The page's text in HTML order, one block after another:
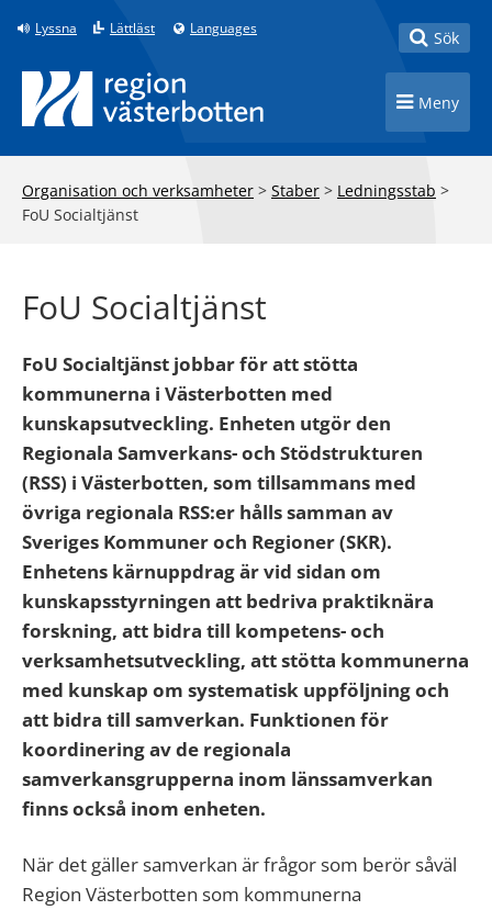
Till innehåll på sidan
Lyssna Lättläst Languages Toggle
Sök
Toggle
Meny
Organisation och verksamheter > Staber > Ledningsstab >
FoU Socialtjänst
FoU Socialtjänst
FoU Socialtjänst jobbar för att stötta
kommunerna i Västerbotten med
kunskapsutveckling. Enheten utgör den
Regionala Samverkans- och Stödstrukturen
(RSS) i Västerbotten, som tillsammans med
övriga regionala RSS:er hålls samman av
Sveriges Kommuner och Regioner (SKR).
Enhetens kärnuppdrag är vid sidan om
kunskapsstyrningen att bedriva praktiknära
forskning, att bidra till kompetens- och
verksamhetsutveckling, att stötta kommunerna
med kunskap om systematisk uppföljning och
att bidra till samverkan. Funktionen för
koordinering av de regionala
samverkansgrupperna inom länssamverkan
finns också inom enheten.
När det gäller samverkan är frågor som berör såväl
Region Västerbotten som kommunerna